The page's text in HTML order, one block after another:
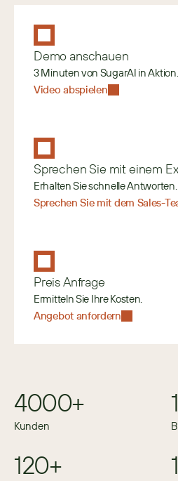
Demo anschauen
3 Minuten von SugarAI in Aktion.
Video abspielen
Sprechen Sie mit einem
Erhalten Sie schnelle Antworten.
Sprechen Sie mit dem Sales-
Preis Anfrage
Ermitteln Sie Ihre Kosten.
Angebot anfordern
4000+
Kunden
120+